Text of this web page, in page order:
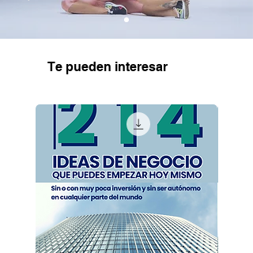
Te pueden interesar